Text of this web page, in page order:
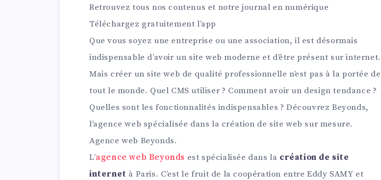
Retrouvez tous nos contenus et notre journal en numérique
Téléchargez gratuitement l’app
Que vous soyez une entreprise ou une association, il est désormais
indispensable d’avoir un site web moderne et d’être présent sur internet.
Mais créer un site web de qualité professionnelle n’est pas à la portée de
tout le monde. Quel CMS utiliser ? Comment avoir un design tendance ?
Quelles sont les fonctionnalités indispensables ? Découvrez Beyonds,
l’agence web spécialisée dans la création de site web sur mesure.
Agence web Beyonds.
L’agence web Beyonds est spécialisée dans la création de site
internet à Paris. C’est le fruit de la coopération entre Eddy SAMY et